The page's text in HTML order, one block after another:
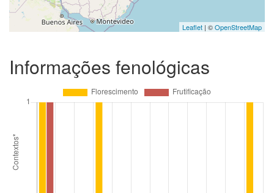
Leaflet | ©OpenStreetMap
Informações fenológicas